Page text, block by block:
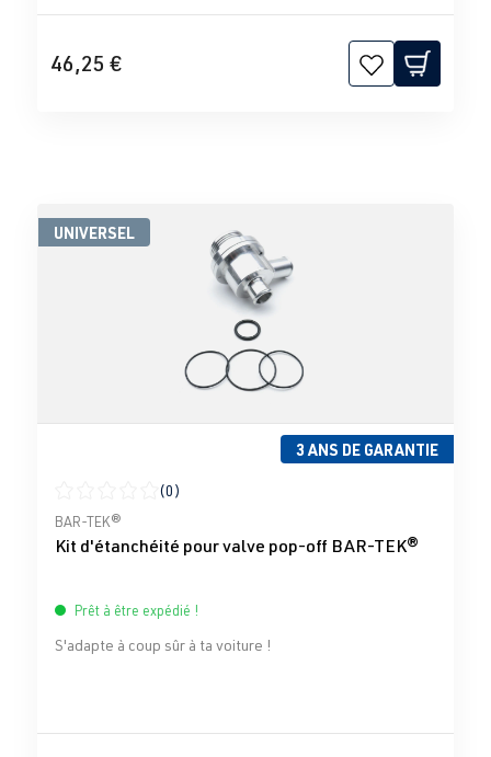
46,25 €
UNIVERSEL
3 ANS DE GARANTIE
Note moyenne de 0 sur 5 étoiles
(0)
BAR-TEK®
Kit d'étanchéité pour valve pop-off BAR-TEK®
Prêt à être expédié !
S'adapte à coup sûr à ta voiture !